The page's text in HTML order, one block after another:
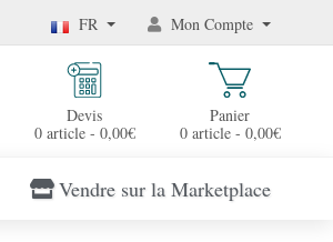
FR Mon Compte
Devis
0 article - 0,00€
Panier
0 article - 0,00€
Vendre sur la Marketplace